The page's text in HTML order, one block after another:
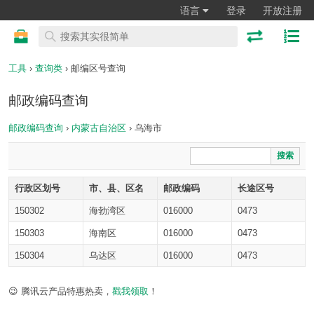
语言 登录 开放注册
工具 › 查询类 › 邮编区号查询
邮政编码查询
邮政编码查询 › 内蒙古自治区 › 乌海市
搜索
行政区划号 市、县、区名 邮政编码 长途区号
150302 海勃湾区 016000 0473
150303 海南区 016000 0473
150304 乌达区 016000 0473
😉 腾讯云产品特惠热卖， 戳我领取 ！